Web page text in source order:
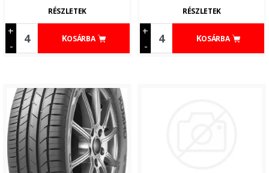
+
-
KOSÁRBA
RÉSZLETEK
+
-
KOSÁRBA
RÉSZLETEK